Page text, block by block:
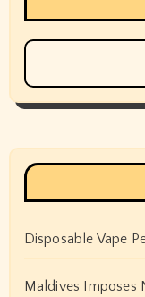
Disposable Vape
Maldives Imposes